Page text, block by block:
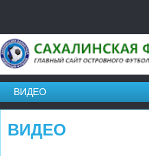
ВИДЕО